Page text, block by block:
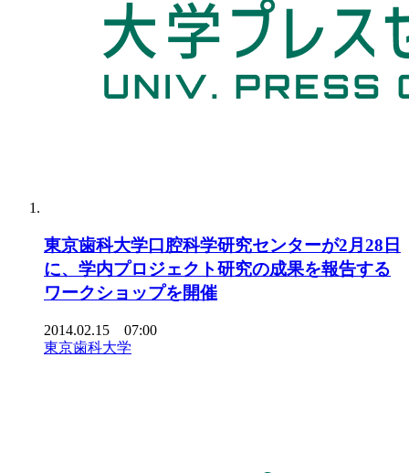
東京歯科大学口腔科学研究センターが2月28日
に、学内プロジェクト研究の成果を報告する
ワークショップを開催
2014.02.15 07:00
東京歯科大学